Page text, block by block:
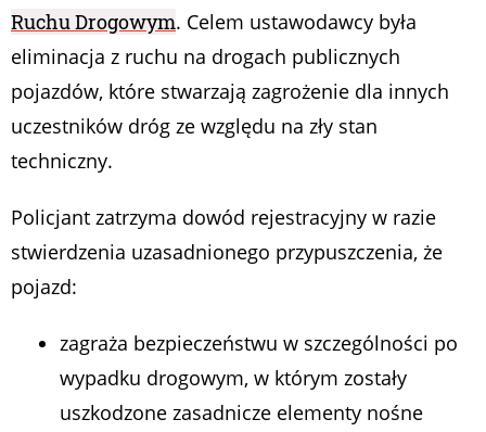
Ruchu Drogowym. Celem ustawodawcy była
eliminacja z ruchu na drogach publicznych
pojazdów, które stwarzają zagrożenie dla innych
uczestników dróg ze względu na zły stan
techniczny.
Policjant zatrzyma dowód rejestracyjny w razie
stwierdzenia uzasadnionego przypuszczenia, że
pojazd:
zagraża bezpieczeństwu w szczególności po
wypadku drogowym, w którym zostały
uszkodzone zasadnicze elementy nośne